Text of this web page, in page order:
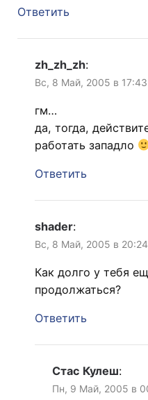
Ответить
zh_zh_zh:
Вс, 8 Май, 2005 в 17:43
гм…
да, тогда,
работать западло
Ответить
shader:
Вс, 8 Май, 2005 в 20:24
Как долго у тебя
продолжаться?
Ответить
Стас Кулеш:
Пн, 9 Май, 2005 в